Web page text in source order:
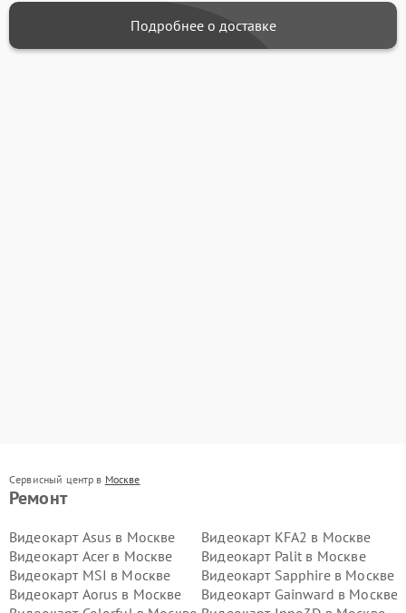
Подробнее о доставке
Сервисный центр в Москве
Ремонт
Видеокарт Asus в Москве
Видеокарт Acer в Москве
Видеокарт MSI в Москве
Видеокарт Aorus в Москве
Видеокарт KFA2 в Москве
Видеокарт Palit в Москве
Видеокарт Sapphire в Москве
Видеокарт Gainward в Москве